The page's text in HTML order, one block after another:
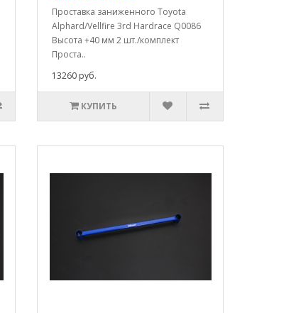
Проставка заниженного Toyota
Alphard/Vellfire 3rd Hardrace Q0086
Высота +40 мм 2 шт./комплект
Проста..
13260 руб.
КУПИТЬ